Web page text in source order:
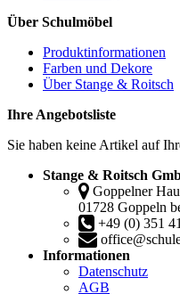
Über Schulmöbel
Produktinformationen
Farben und Dekore
Über Stange & Roitsch
Ihre Angebotsliste
Sie haben keine Artikel auf
Stange & Roitsch
Goppelner
01728 Goppeln
+49 (0) 351
Informationen
Datenschutz
AGB